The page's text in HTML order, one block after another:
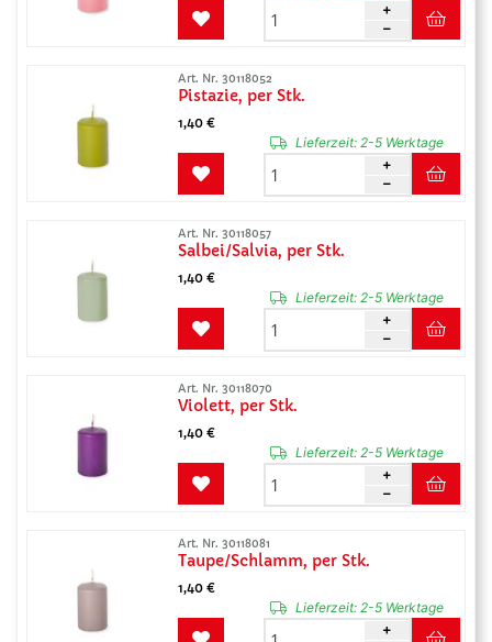
Art. Nr. 30118052
Pistazie, per Stk.
1,40 €
Lieferzeit:2-5 Werktage
Art. Nr. 30118057
Salbei/Salvia, per Stk.
1,40 €
Lieferzeit:2-5 Werktage
Art. Nr. 30118070
Violett, per Stk.
1,40 €
Lieferzeit:2-5 Werktage
Art. Nr. 30118081
Taupe/Schlamm, per Stk.
1,40 €
Lieferzeit:2-5 Werktage